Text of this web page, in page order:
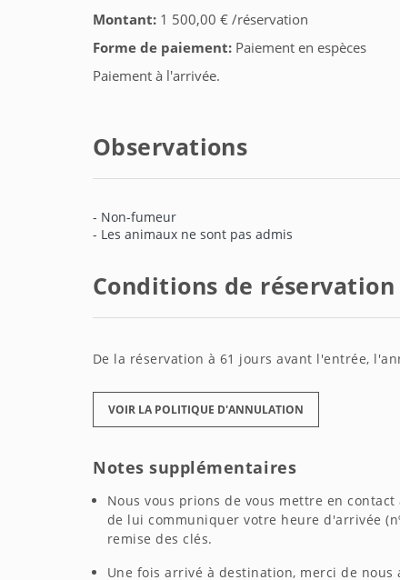
Montant: 1 500,00 € /réservation
Forme de paiement: Paiement en espèces
Paiement à l'arrivée.
Observations
- Non-fumeur
- Les animaux ne sont pas admis
Conditions de réservation
De la réservation à 61 jours avant l'entrée,
VOIR LA POLITIQUE D'ANNULATION
Notes supplémentaires
Nous vous prions de vous mettre en
de lui communiquer votre heure d'arrivée
remise des clés.
Une fois arrivé à destination, merci de